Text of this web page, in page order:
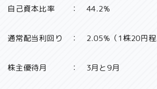
自己資本比率 ： 44.2%
通常配当利回り ： 2.05%（1株20円程
株主優待月 ： 3月と9月